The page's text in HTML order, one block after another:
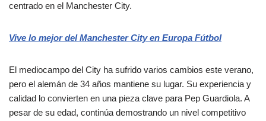
centrado en el Manchester City.
Vive lo mejor del Manchester City en Europa Fútbol
El mediocampo del City ha sufrido varios cambios este verano,
pero el alemán de 34 años mantiene su lugar. Su experiencia y
calidad lo convierten en una pieza clave para Pep Guardiola. A
pesar de su edad, continúa demostrando un nivel competitivo